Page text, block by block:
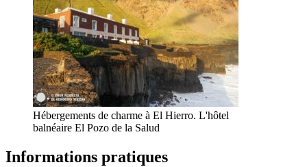
Hébergements de charme à El Hierro. L'hôtel
balnéaire El Pozo de la Salud
Informations pratiques